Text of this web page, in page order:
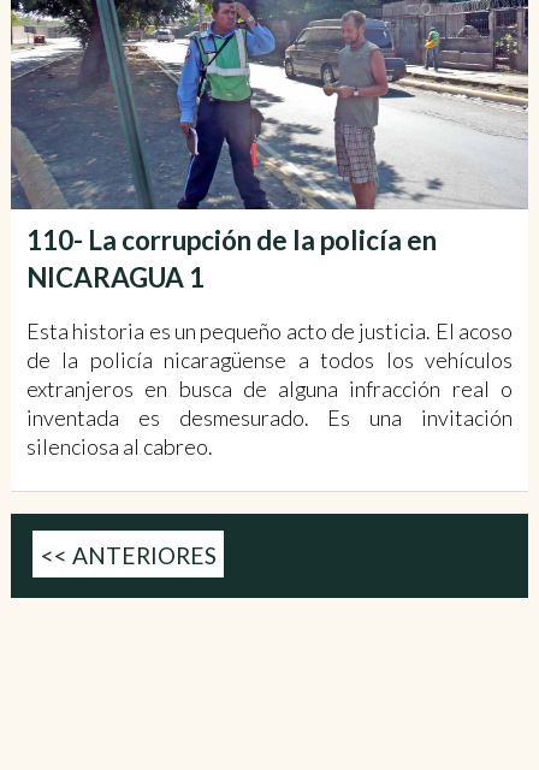
110- La corrupción de la policía en
NICARAGUA 1
Esta historia es un pequeño acto de justicia. El acoso
de la policía nicaragüense a todos los vehículos
extranjeros en busca de alguna infracción real o
inventada es desmesurado. Es una invitación
silenciosa al cabreo.
<< ANTERIORES